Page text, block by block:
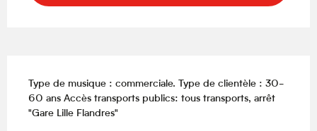
Type de musique : commerciale. Type de clientèle : 30-
60 ans Accès transports publics: tous transports, arrêt
"Gare Lille Flandres"